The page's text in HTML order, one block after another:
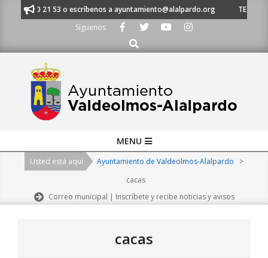
91 620 21 53 o escríbenos a ayuntamiento@alalpardo.org
TE
Síguenos
Buscar
Navigation
MENU
Usted está aquí Ayuntamiento de Valdeolmos-Alalpardo
>
cacas
Correo municipal | Inscríbete y recibe noticias y avisos
cacas